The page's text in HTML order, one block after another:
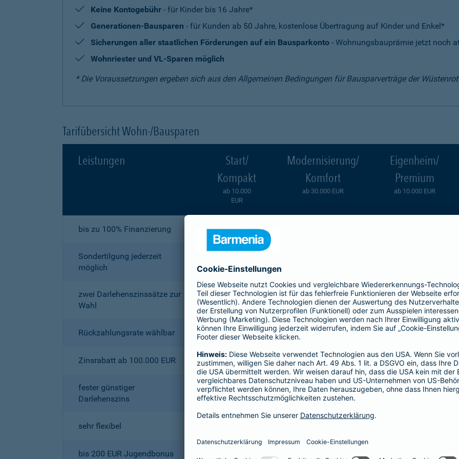
Keine Kontogebühr - für Kinder bis 16 Jahre*
Generationen-Bausparen - für Kunden ab 50 Jahre, kostenlose Übertragung auf Kinder und Enkel*
Sicherungen aller staatlichen Förderungen auf ein Bausparkonto - Wohnungsbauprämie jetzt noch
Wohnriester und VL-Sparen möglich
* Die Voraussetzungen ergeben sich aus den Allgemeinen Bedingungen für Bausparverträge der
Tarifübersicht Wohn-/Bausparen
Leistungen
Start/
Kompakt
ab 10.000
EUR
Modernisierung/
Komfort
ab 30.000 EUR
Eigenheim/
Premium
ab 10.000 EUR
bis zu 100% Finanzierung enthalten
Sondertilgung jederzeit
möglich
zwei Darlehenszinssätze zur
Wahl
nicht enthalten enthalten enthalten
Rückzahlungsrate wählbar nicht enthalten nicht enthalten enthalten
Zinsrabatt ab 100.000 EUR nicht enthalten nicht enthalten enthalten
fester günstiger
Darlehenszins
enthalten enthalten enthalten
sehr flexibel
bis 200 EUR Jugendbonus